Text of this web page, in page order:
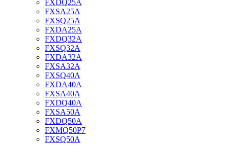
FXDQ25A
FXSA25A
FXSQ25A
FXDA25A
FXDQ32A
FXSQ32A
FXDA32A
FXSA32A
FXSQ40A
FXDA40A
FXSA40A
FXDQ40A
FXSA50A
FXDQ50A
FXMQ50P7
FXSQ50A